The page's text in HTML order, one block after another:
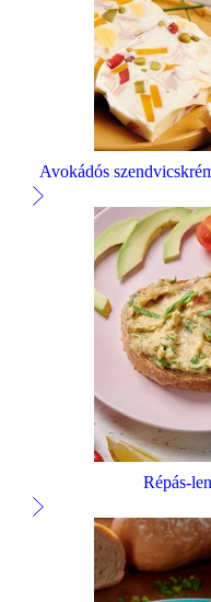
Avokádós
Répás-